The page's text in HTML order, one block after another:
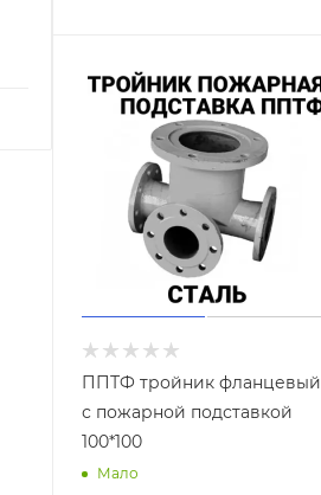
ППТФ тройник фланцевый
с пожарной подставкой
100*100
Мало